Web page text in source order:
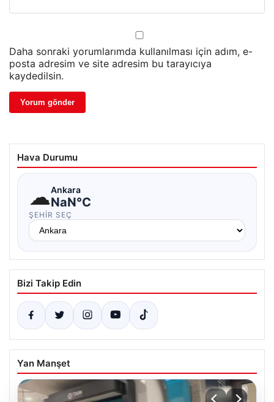
Daha sonraki yorumlarımda kullanılması için adım, e-
posta adresim ve site adresim bu tarayıcıya
kaydedilsin.
Hava Durumu
☁Ankara
NaN°C
ŞEHIR SEÇ
Bizi Takip Edin
Yan Manşet